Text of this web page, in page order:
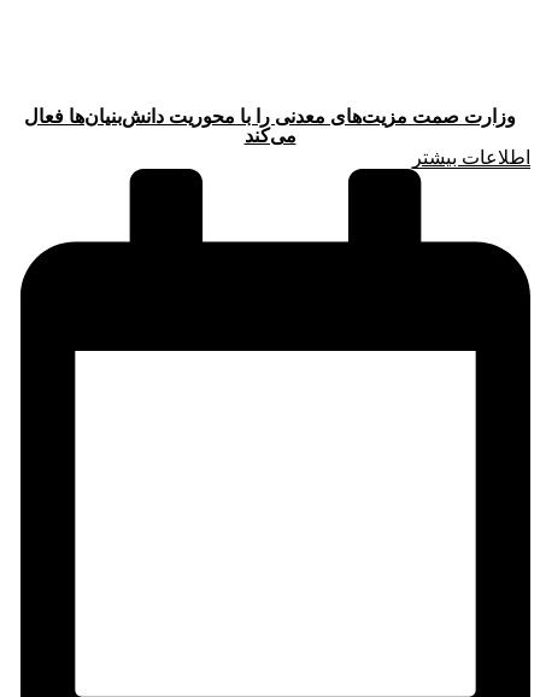
وزارت صمت مزیت‌های معدنی را با محوریت دانش‌بنیان‌ها فعال
می‌کند
اطلاعات بیشتر